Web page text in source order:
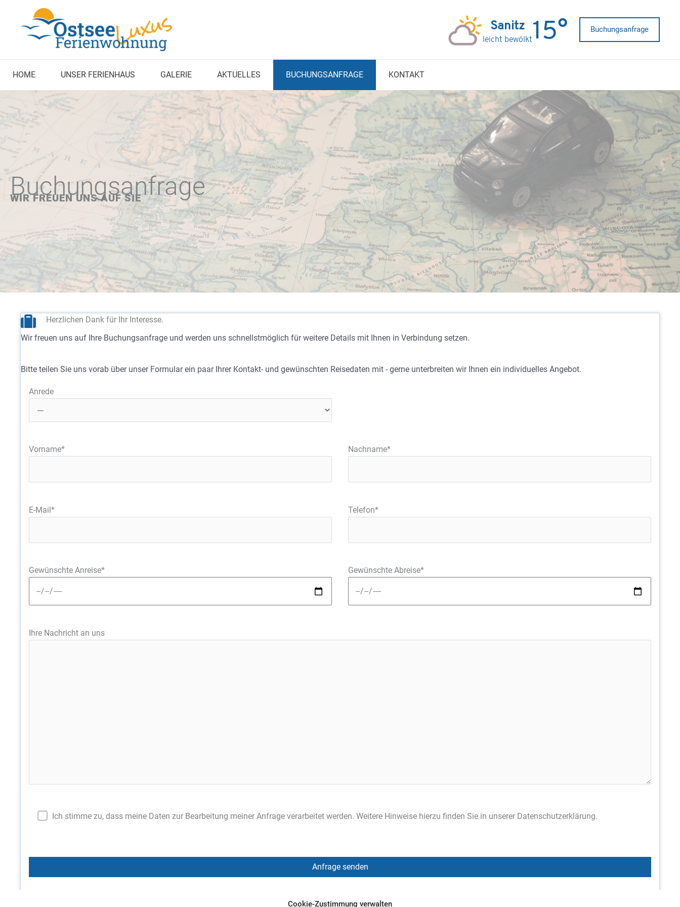
Cookie-Zustimmung verwalten
springen
leicht bewölkt15° Buchungsanfrage
HOME UNSER FERIENHAUS GALERIE AKTUELLES BUCHUNGSANFRAGE KONTAKT
Buchungsanfrage
WIR FREUEN UNS AUF SIE
Herzlichen Dank für Ihr Interesse.
Wir freuen uns auf Ihre Buchungsanfrage und werden uns schnellstmöglich für weitere Details mit Ihnen in Verbindung setzen.
Bitte teilen Sie uns vorab über unser Formular ein paar Ihrer Kontakt- und gewünschten Reisedaten mit - gerne unterbreiten wir Ihnen ein individuelles Angebot.
Anrede
Vorname* Nachname*
E-Mail* Telefon*
Gewünschte Anreise* Gewünschte Abreise*
Ihre Nachricht an uns
Ich stimme zu, dass meine Daten zur Bearbeitung meiner Anfrage verarbeitet werden. Weitere Hinweise hierzu finden Sie in unserer Datenschutzerklärung.